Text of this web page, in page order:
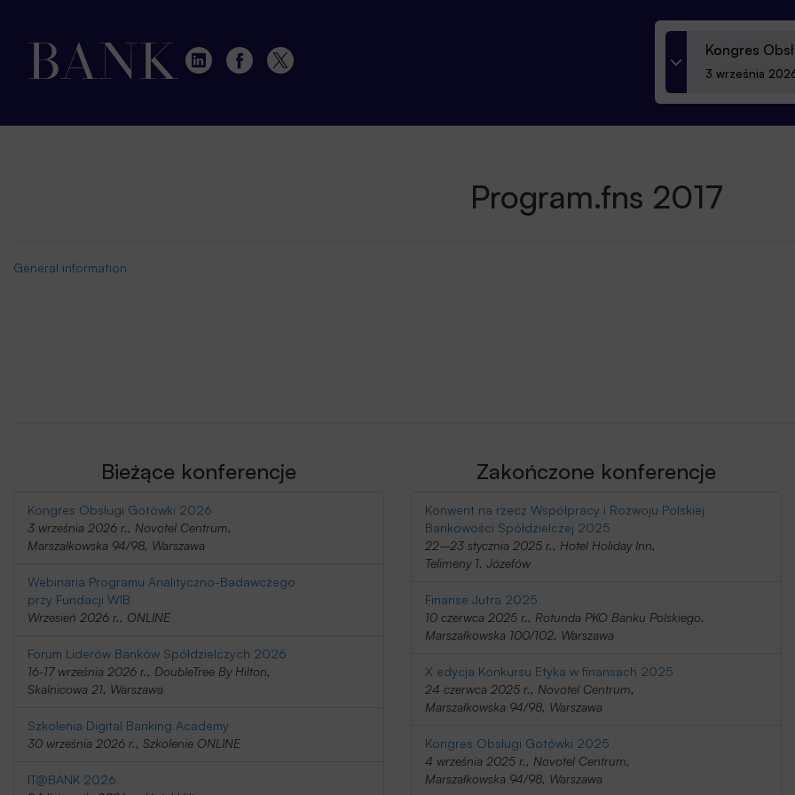
Kongres
3 września
Program.fns 2017
General information
Bieżące konferencje
Kongres Obsługi Gotówki 2026
3 września 2026 r., Novotel Centrum,
Marszałkowska 94/98, Warszawa
Webinaria Programu Analityczno-Badawczego
przy Fundacji WIB
Wrzesień 2026 r., ONLINE
Forum Liderów Banków Spółdzielczych 2026
16-17 września 2026 r., DoubleTree By Hilton,
Skalnicowa 21, Warszawa
Szkolenia Digital Banking Academy
30 września 2026 r., Szkolenie ONLINE
IT@BANK 2026
Zakończone konferencje
Konwent na rzecz Współpracy i Rozwoju Polskiej
Bankowości Spółdzielczej 2025
22–23 stycznia 2025 r., Hotel Holiday Inn,
Telimeny 1, Józefów
Finanse Jutra 2025
10 czerwca 2025 r., Rotunda PKO Banku Polskiego,
Marszałkowska 100/102, Warszawa
X edycja Konkursu Etyka w finansach 2025
24 czerwca 2025 r., Novotel Centrum,
Marszałkowska 94/98, Warszawa
Kongres Obsługi Gotówki 2025
4 września 2025 r., Novotel Centrum,
Marszałkowska 94/98, Warszawa